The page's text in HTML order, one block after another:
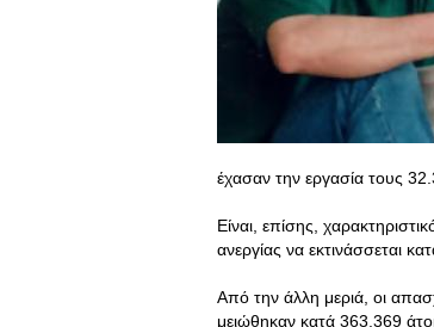
έχασαν την εργασία τους
Είναι, επίσης,
ανεργίας να εκτινάσσεται
Από την άλλη μεριά, οι
μειώθηκαν κατά 363.369